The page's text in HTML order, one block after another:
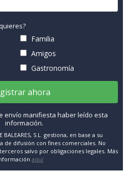
Familia
Amigos
Gastronomía
ahora
envío manifiesta haber leído esta
información.
BALEARES, S.L. gestiona, en base a su
de difusión con fines comerciales. No
salvo por obligaciones legales. Más
aquí